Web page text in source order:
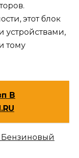
этот блок
устройствами,
тому
В
Бензиновый